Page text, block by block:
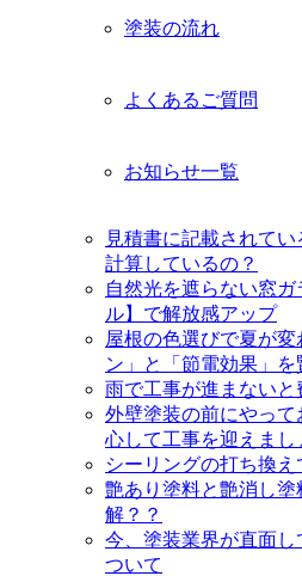
塗装の流れ
よくあるご質問
お知らせ一覧
見積書に記載されて
計算しているの？
自然光を遮らない窓
ル】で解放感アップ
屋根の色選びで夏が
ン」と「節電効果」
雨で工事が進まないと
外壁塗装の前にやっ
心して工事を迎えまし
シーリングの打ち換
艶あり塗料と艶消し
解？？
今、塗装業界が直面
ついて